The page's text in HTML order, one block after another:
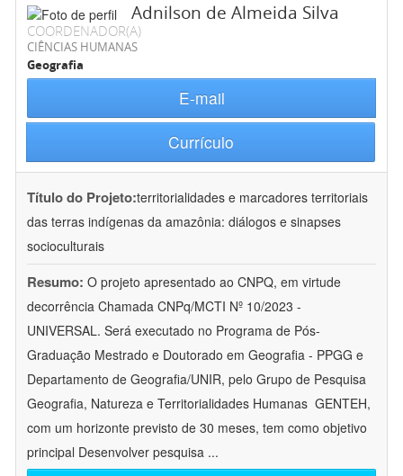
Adnilson de Almeida Silva
COORDENADOR(A)
CIÊNCIAS HUMANAS
Geografia
E-mail
Currículo
Título do Projeto:territorialidades e marcadores territoriais
das terras indígenas da amazônia: diálogos e sinapses
socioculturais
Resumo: O projeto apresentado ao CNPQ, em virtude
decorrência Chamada CNPq/MCTI Nº 10/2023 -
UNIVERSAL. Será executado no Programa de Pós-
Graduação Mestrado e Doutorado em Geografia - PPGG e
Departamento de Geografia/UNIR, pelo Grupo de Pesquisa
Geografia, Natureza e Territorialidades Humanas  GENTEH,
com um horizonte previsto de 30 meses, tem como objetivo
principal Desenvolver pesquisa ...